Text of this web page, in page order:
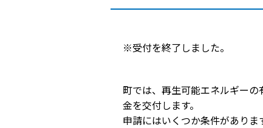
※受付を終了しました。
町では、再生可能エネルギー
金を交付します。
申請にはいくつか条件がありま